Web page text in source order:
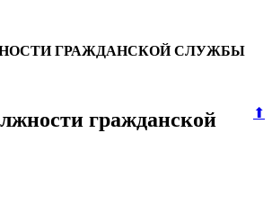
ГРАЖДАНСКОЙ СЛУЖБЫ
⬆
гражданской